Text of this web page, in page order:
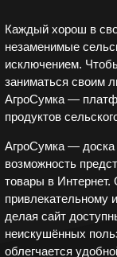
Каждый хорош в
незаменимые
исключением.
заниматься своим
АгроСумка —
продуктов
АгроСумка —
возможность
товары в
привлекательному
делая сайт
неискушённых
облегчается